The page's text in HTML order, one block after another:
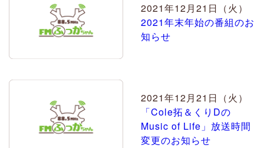
2021年12月21日（火）
2021年末年始の番組のお
知らせ
2021年12月21日（火）
「Cole拓＆くりDの
Music of Life」放送時間
変更のお知らせ